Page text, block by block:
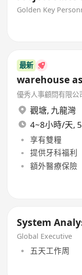
Golden Key
最新
warehouse
優秀人事顧問有限公
觀塘, 九龍灣
4~8小時/天,
享有雙糧
提供牙科福利
額外醫療保險
System
Global Executive
五天工作周